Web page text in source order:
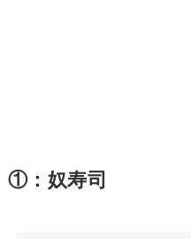
①：奴寿司